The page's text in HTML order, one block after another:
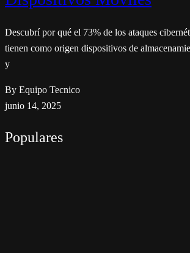
Descubrí por qué el 73% de los ataques
tienen como origen dispositivos de
y
By Equipo Tecnico
junio 14, 2025
Populares